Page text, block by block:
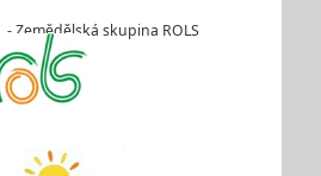
- Zemědělská skupina ROLS